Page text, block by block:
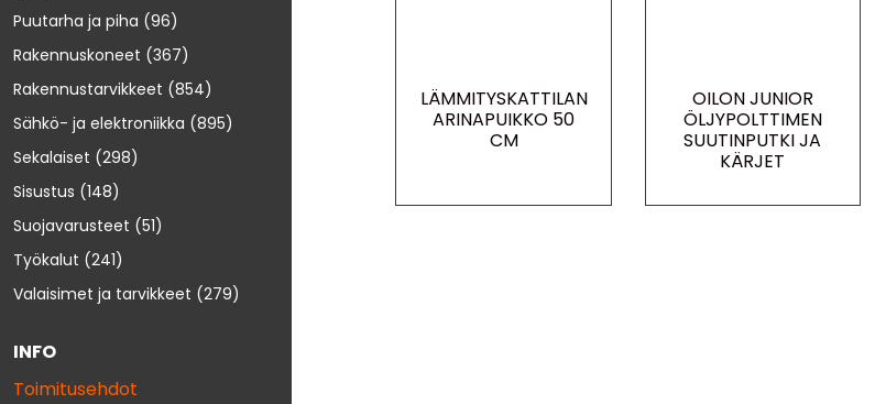
Puutarha ja piha (96)
Rakennuskoneet (367)
Rakennustarvikkeet (854)
Sähkö- ja elektroniikka (895)
Sekalaiset (298)
Sisustus (148)
Suojavarusteet (51)
Työkalut (241)
Valaisimet ja tarvikkeet (279)
INFO
Toimitusehdot
LÄMMITYSKATTILAN
ARINAPUIKKO 50
CM
OILON JUNIOR
ÖLJYPOLTTIMEN
SUUTINPUTKI JA
KÄRJET